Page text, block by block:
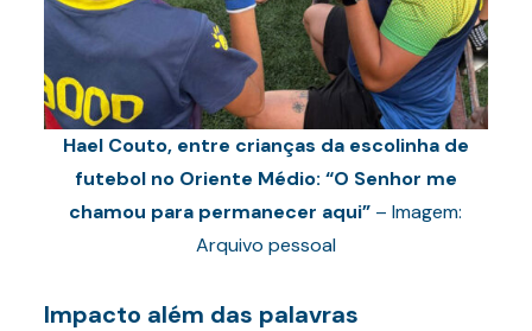
Hael Couto, entre crianças da escolinha de
futebol no Oriente Médio: “O Senhor me
chamou para permanecer aqui” – Imagem:
Arquivo pessoal
Impacto além das palavras